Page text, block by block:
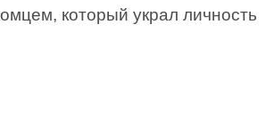
который украл личность